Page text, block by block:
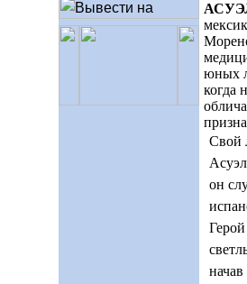
юных
когда
Свой
он